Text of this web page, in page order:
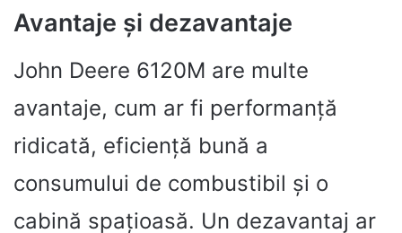
Avantaje și dezavantaje
John Deere 6120M are multe
avantaje, cum ar fi performanță
ridicată, eficiență bună a
consumului de combustibil și o
cabină spațioasă. Un dezavantaj ar